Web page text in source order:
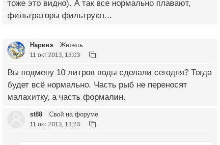
тоже это видно). А так все нормально плавают,
фильтраторы фильтруют...
Наринэ Житель
11 окт 2013, 13:03
Вы подмену 10 литров воды сделали сегодня? Тогда
будет всё нормально. Часть рыб не переносят
малахитку, а часть формалин.
st88 Свой на форуме
11 окт 2013, 13:23